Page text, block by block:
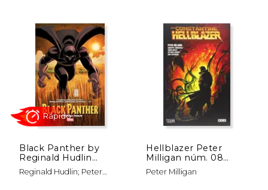
Black Panther by
Reginald Hudlin
Omnibus John
Romita jr. Cover (en
Reginald Hudlin; Peter
Hellblazer Peter
Milligan núm. 08
(Hellblazer de Peter
Milligan)
Peter Milligan